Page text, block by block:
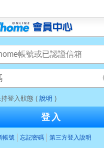
登入狀態 ( 說明 )
登入
帳號 忘記密碼 第三方登入說明